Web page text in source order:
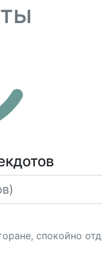
спокойно